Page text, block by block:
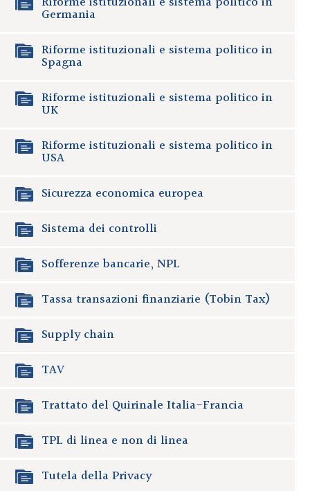
Germania
Riforme istituzionali e sistema politico in
Spagna
Riforme istituzionali e sistema politico in
UK
Riforme istituzionali e sistema politico in
USA
Sicurezza economica europea
Sistema dei controlli
Sofferenze bancarie, NPL
Tassa transazioni finanziarie (Tobin Tax)
Supply chain
TAV
Trattato del Quirinale Italia-Francia
TPL di linea e non di linea
Tutela della Privacy